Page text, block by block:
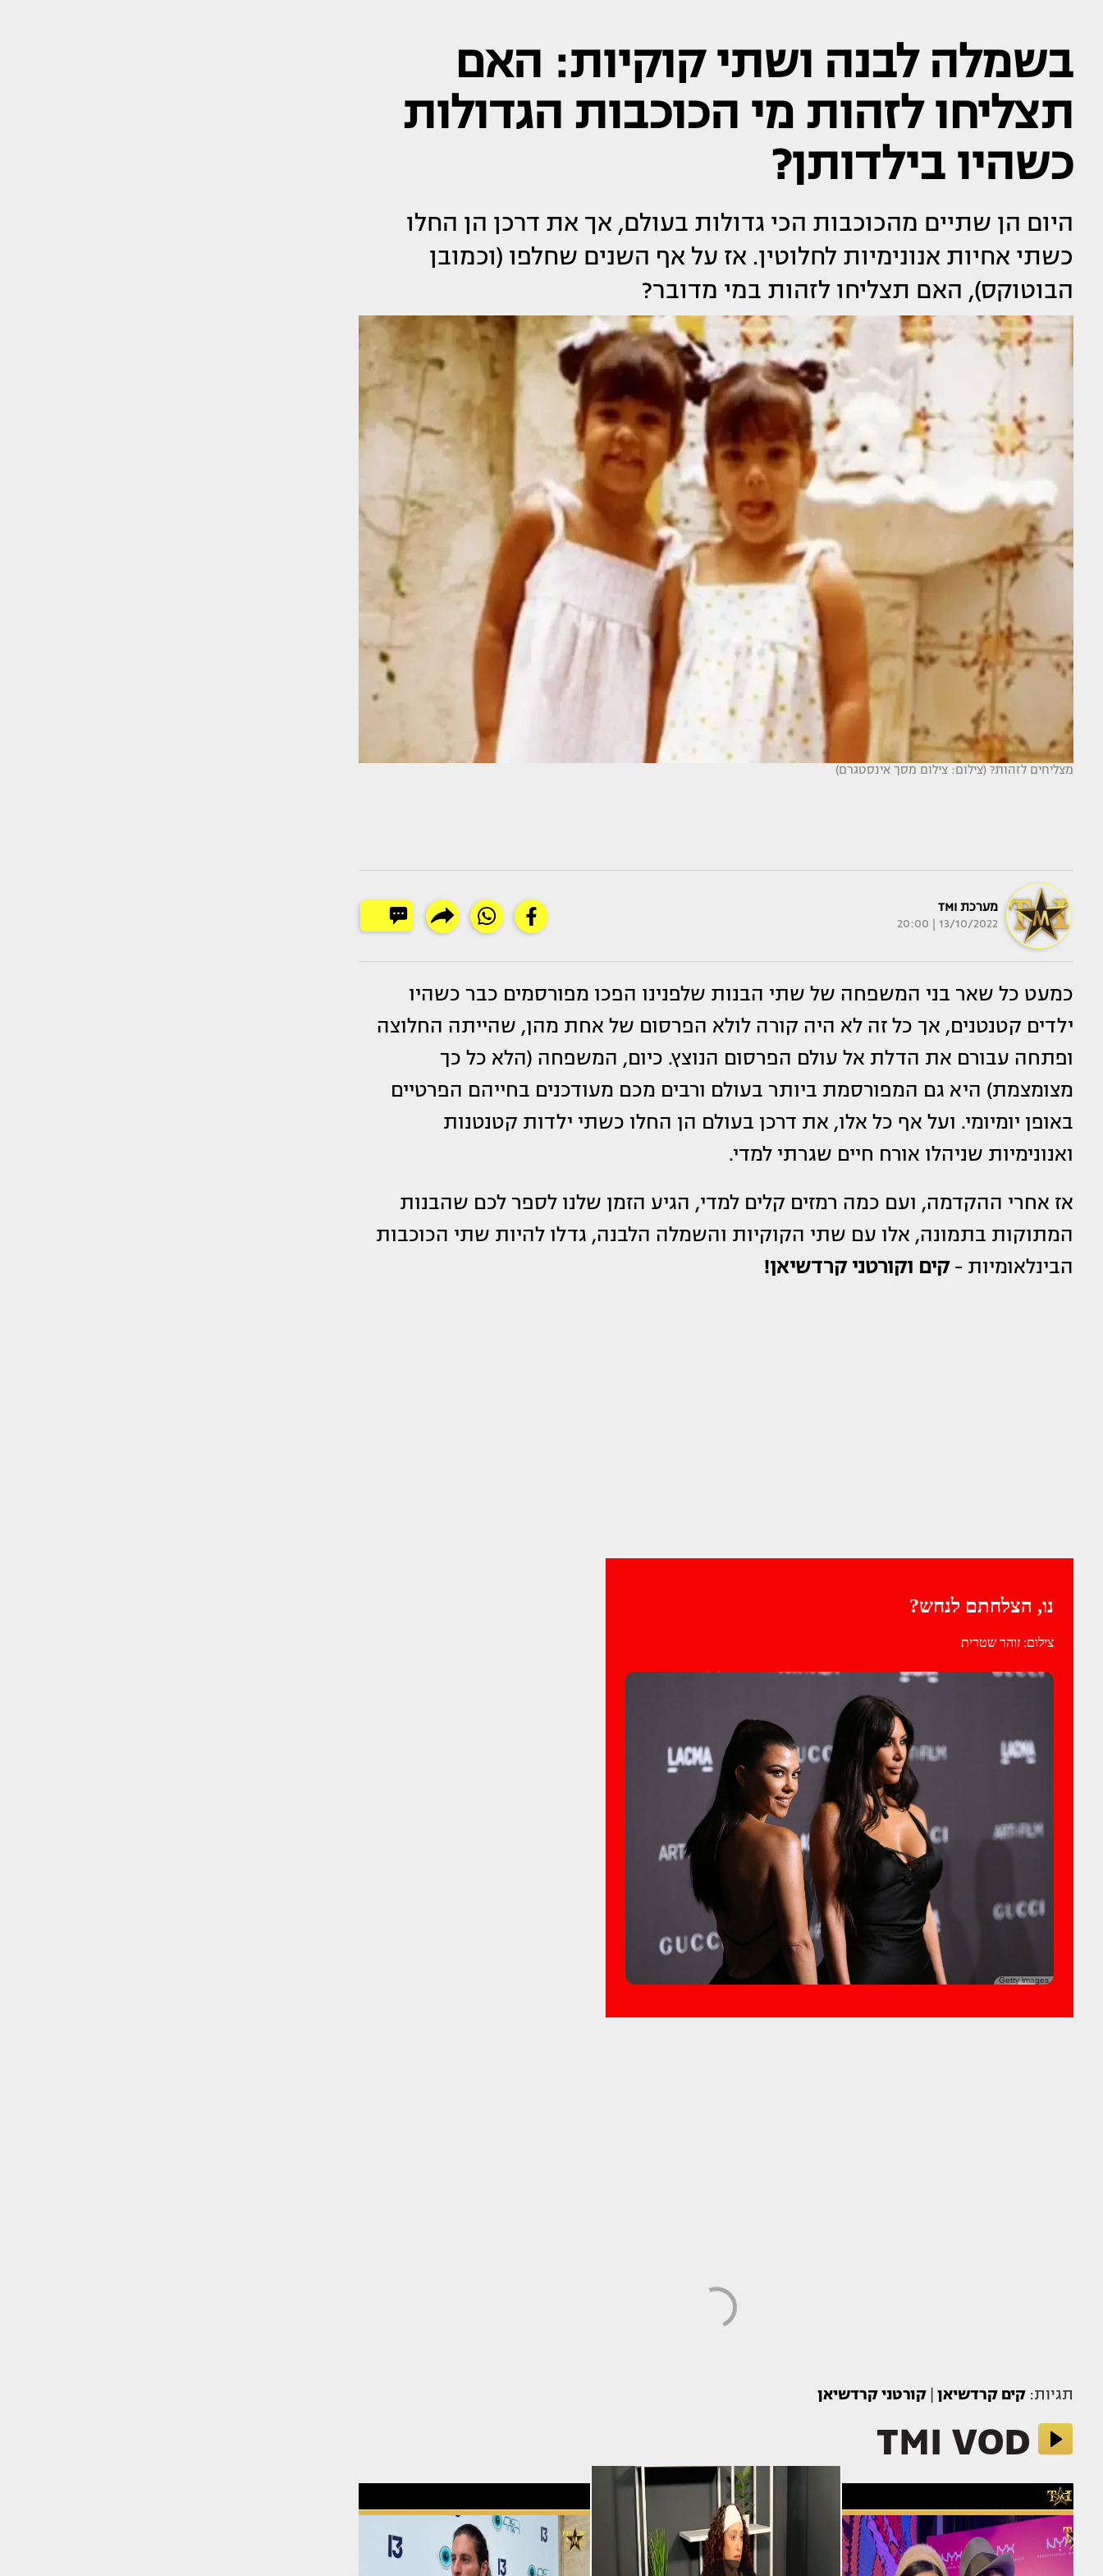
בשמלה לבנה ושתי קוקיות: האם
תצליחו לזהות מי הכוכבות הגדולות
כשהיו בילדותן?
היום הן שתיים מהכוכבות הכי גדולות בעולם, אך את דרכן הן החלו
כשתי אחיות אנונימיות לחלוטין. אז על אף השנים שחלפו (וכמובן
הבוטוקס), האם תצליחו לזהות במי מדובר?
מצליחים לזהות? (צילום: צילום מסך אינסטגרם)
מערכת TMI
13/10/2022 | 20:00
כמעט כל שאר בני המשפחה של שתי הבנות שלפנינו הפכו מפורסמים כבר כשהיו
ילדים קטנטנים, אך כל זה לא היה קורה לולא הפרסום של אחת מהן, שהייתה החלוצה
ופתחה עבורם את הדלת אל עולם הפרסום הנוצץ. כיום, המשפחה (הלא כל כך
מצומצמת) היא גם המפורסמת ביותר בעולם ורבים מכם מעודכנים בחייהם הפרטיים
באופן יומיומי. ועל אף כל אלו, את דרכן בעולם הן החלו כשתי ילדות קטנטנות
ואנונימיות שניהלו אורח חיים שגרתי למדי.
אז אחרי ההקדמה, ועם כמה רמזים קלים למדי, הגיע הזמן שלנו לספר לכם שהבנות
המתוקות בתמונה, אלו עם שתי הקוקיות והשמלה הלבנה, גדלו להיות שתי הכוכבות
הבינלאומיות -קים וקורטני קרדשיאן!
תגיות:קים קרדשיאן קורטני קרדשיאן
TMI VOD